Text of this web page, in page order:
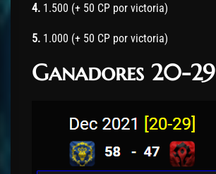
4. 1.500 (+ 50 CP por victoria)
5. 1.000 (+ 50 CP por victoria)
Ganadores 20-29